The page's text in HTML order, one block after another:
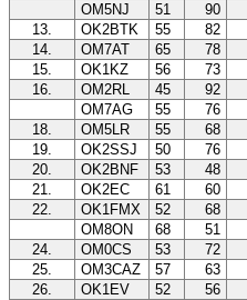
OM5NJ
51 90
13.
OK2BTK 55 82
14.
OM7AT 65 78
15.
OK1KZ 56 73
16.
OM2RL 45 92
OM7AG
55 76
18.
OM5LR 55 68
19.
OK2SSJ 50 76
20.
OK2BNF 53 48
21.
OK2EC 61 60
22.
OK1FMX 52 68
OM8ON
68 51
24.
OM0CS 53 72
25.
OM3CAZ 57 63
26.
OK1EV 52 56